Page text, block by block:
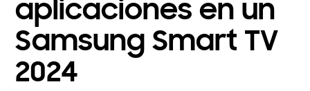
aplicaciones en un
Samsung Smart TV
2024